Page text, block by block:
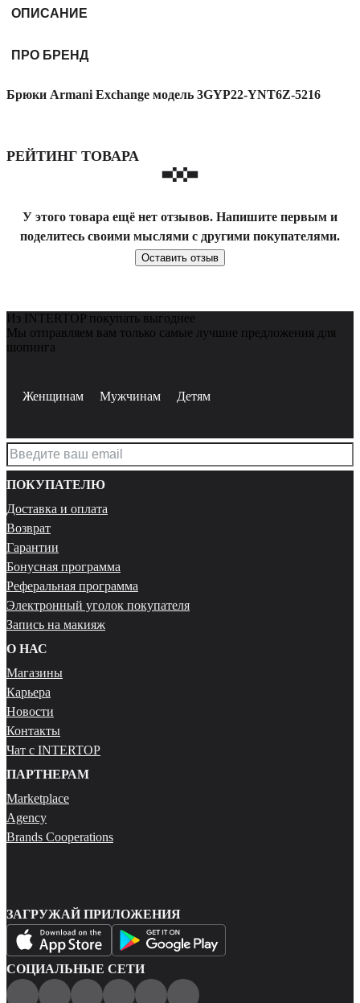
ОПИСАНИЕ
ПРО БРЕНД
Брюки Armani Exchange модель 3GYP22-YNT6Z-5216
РЕЙТИНГ ТОВАРА
У этого товара ещё нет отзывов. Напишите первым и
поделитесь своими мыслями с другими покупателями.
Оставить отзыв
Из INTERTOP покупать выгоднее
Мы отправляем вам только самые лучшие предложения для
шопинга
Женщинам Мужчинам Детям
ПОКУПАТЕЛЮ
Доставка и оплата
Возврат
Гарантии
Бонусная программа
Реферальная программа
Электронный уголок покупателя
Запись на макияж
О НАС
Магазины
Карьера
Новости
Контакты
Чат с INTERTOP
ПАРТНЕРАМ
Marketplace
Agency
Brands Cooperations
ЗАГРУЖАЙ ПРИЛОЖЕНИЯ
СОЦИАЛЬНЫЕ СЕТИ